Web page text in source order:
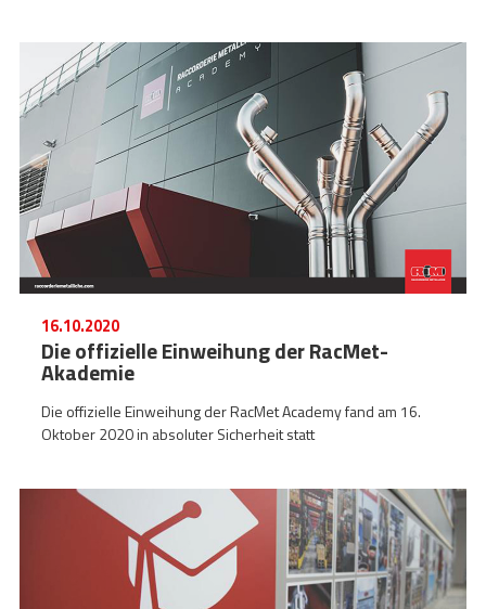
16.10.2020
Die offizielle Einweihung der RacMet-
Akademie
Die offizielle Einweihung der RacMet Academy fand am 16.
Oktober 2020 in absoluter Sicherheit statt